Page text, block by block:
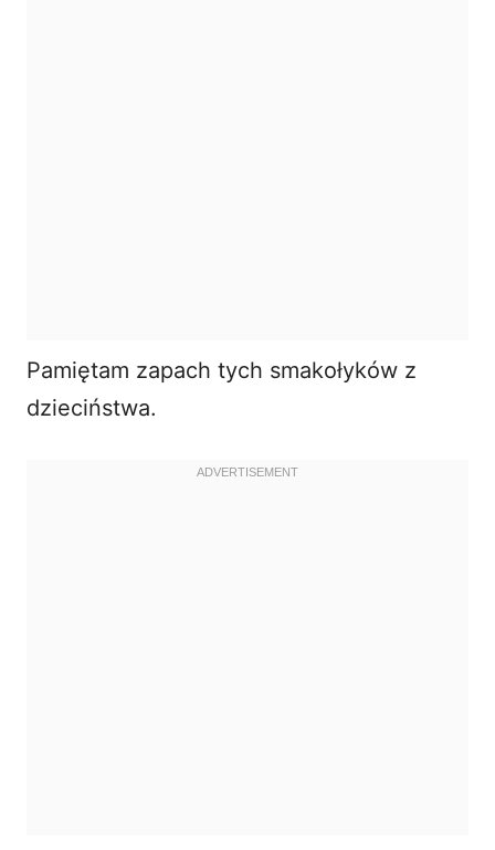
Pamiętam zapach tych smakołyków z
dzieciństwa.